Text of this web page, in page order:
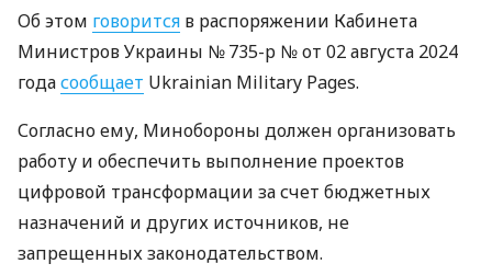
Об этом говорится в распоряжении Кабинета
Министров Украины № 735-р № от 02 августа 2024
годасообщает Ukrainian Military Pages.
Согласно ему, Минобороны должен организовать
работу и обеспечить выполнение проектов
цифровой трансформации за счет бюджетных
назначений и других источников, не
запрещенных законодательством.